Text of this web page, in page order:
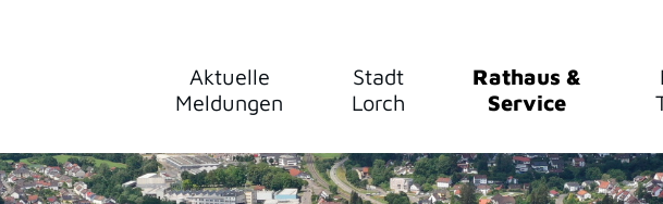
Aktuelle
Meldungen
Stadt
Lorch
Rathaus &
Service